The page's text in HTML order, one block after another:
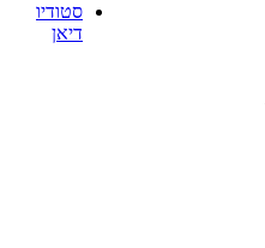
סטודיו
דיאן